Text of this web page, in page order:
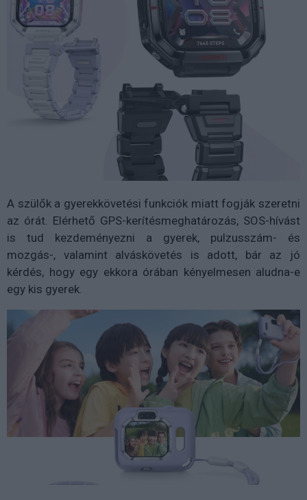
A szülők a gyerekkövetési funkciók miatt fogják szeretni
az órát. Elérhető GPS-kerítésmeghatározás, SOS-hívást
is tud kezdeményezni a gyerek, pulzusszám- és
mozgás-, valamint alváskövetés is adott, bár az jó
kérdés, hogy egy ekkora órában kényelmesen aludna-e
egy kis gyerek.